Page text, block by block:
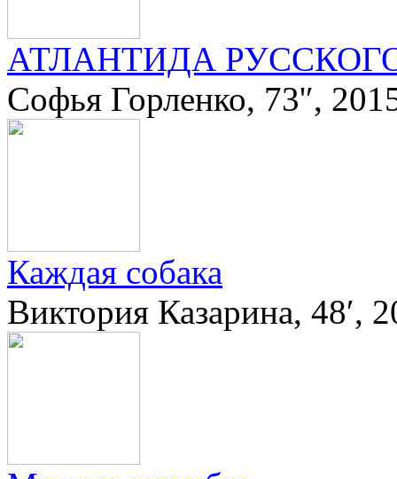
АТЛАНТИДА
Софья Горленко, 73'′,
Каждая собака
Виктория Казарина, 48′,